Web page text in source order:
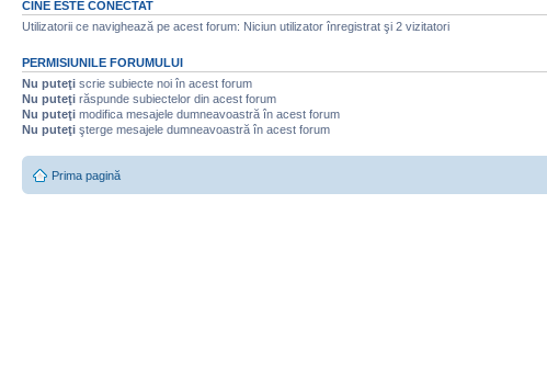
CINE ESTE CONECTAT
Utilizatorii ce navighează pe acest forum: Niciun utilizator înregistrat şi 2 vizitatori
PERMISIUNILE FORUMULUI
Nu puteţi scrie subiecte noi în acest forum
Nu puteţi răspunde subiectelor din acest forum
Nu puteţi modifica mesajele dumneavoastră în acest forum
Nu puteţi şterge mesajele dumneavoastră în acest forum
Prima pagină